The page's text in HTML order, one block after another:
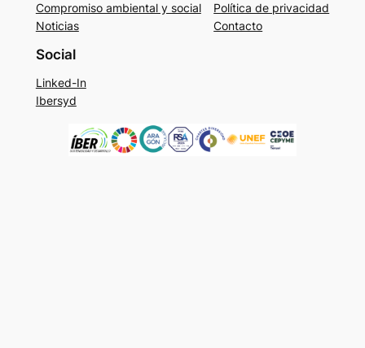
Compromiso ambiental y social
Noticias
Política de privacidad
Contacto
Social
Linked-In
Ibersyd